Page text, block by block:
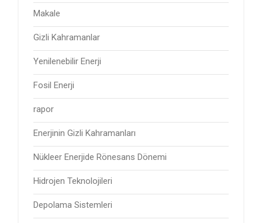
Makale
Gizli Kahramanlar
Yenilenebilir Enerji
Fosil Enerji
rapor
Enerjinin Gizli Kahramanları
Nükleer Enerjide Rönesans Dönemi
Hidrojen Teknolojileri
Depolama Sistemleri